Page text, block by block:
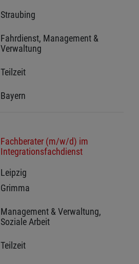
Straubing
Fahrdienst, Management &
Verwaltung
Teilzeit
Bayern
Fachberater (m/w/d) im
Integrationsfachdienst
Leipzig
Grimma
Management & Verwaltung,
Soziale Arbeit
Teilzeit